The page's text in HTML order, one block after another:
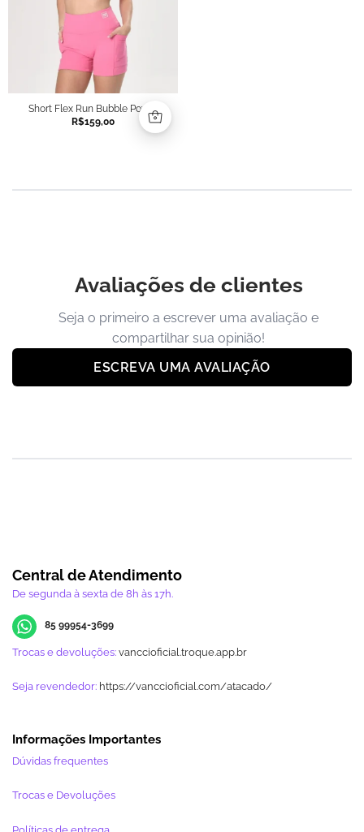
Short Flex Run Bubble Power
R$159,00
Avaliações de clientes
Seja o primeiro a escrever uma avaliação e
compartilhar sua opinião!
ESCREVA UMA AVALIAÇÃO
Central de Atendimento
De segunda à sexta de 8h às 17h.
85 99954-3699
Trocas e devoluções: vanccioficial.troque.app.br
Seja revendedor: https://vanccioficial.com/atacado/
Informações Importantes
Dúvidas frequentes
Trocas e Devoluções